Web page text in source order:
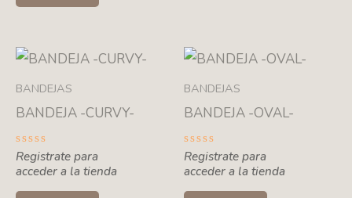
BANDEJAS
BANDEJA -CURVY-
Valorado
con
0
Registrate para
acceder a la tienda
BANDEJAS
BANDEJA -OVAL-
Valorado
con
0
Registrate para
acceder a la tienda